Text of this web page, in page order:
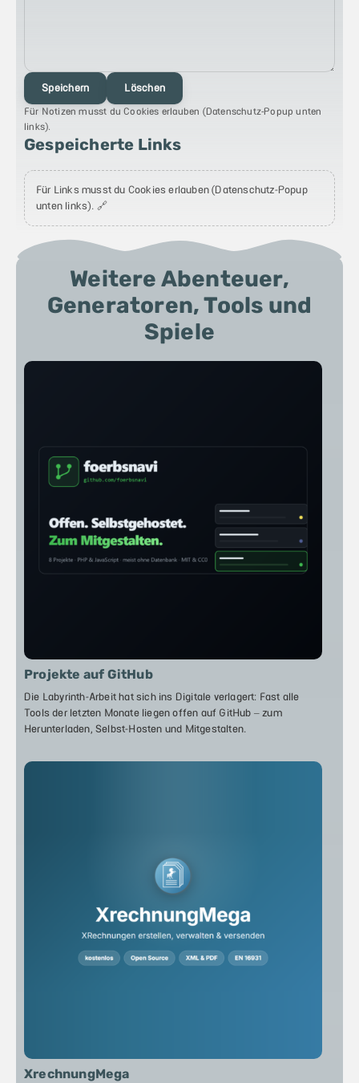
Speichern Löschen
Für Notizen musst du Cookies erlauben (Datenschutz-Popup unten
links).
Gespeicherte Links
Für Links musst du Cookies erlauben (Datenschutz-Popup
unten links). 🔗
Weitere Abenteuer,
Generatoren, Tools und
Spiele
Projekte auf GitHub
Die Labyrinth-Arbeit hat sich ins Digitale verlagert: Fast alle
Tools der letzten Monate liegen offen auf GitHub – zum
Herunterladen, Selbst-Hosten und Mitgestalten.
XrechnungMega